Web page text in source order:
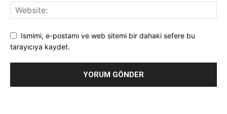
Ismimi, e-postamı ve web sitemi bir dahaki sefere bu
tarayıcıya kaydet.